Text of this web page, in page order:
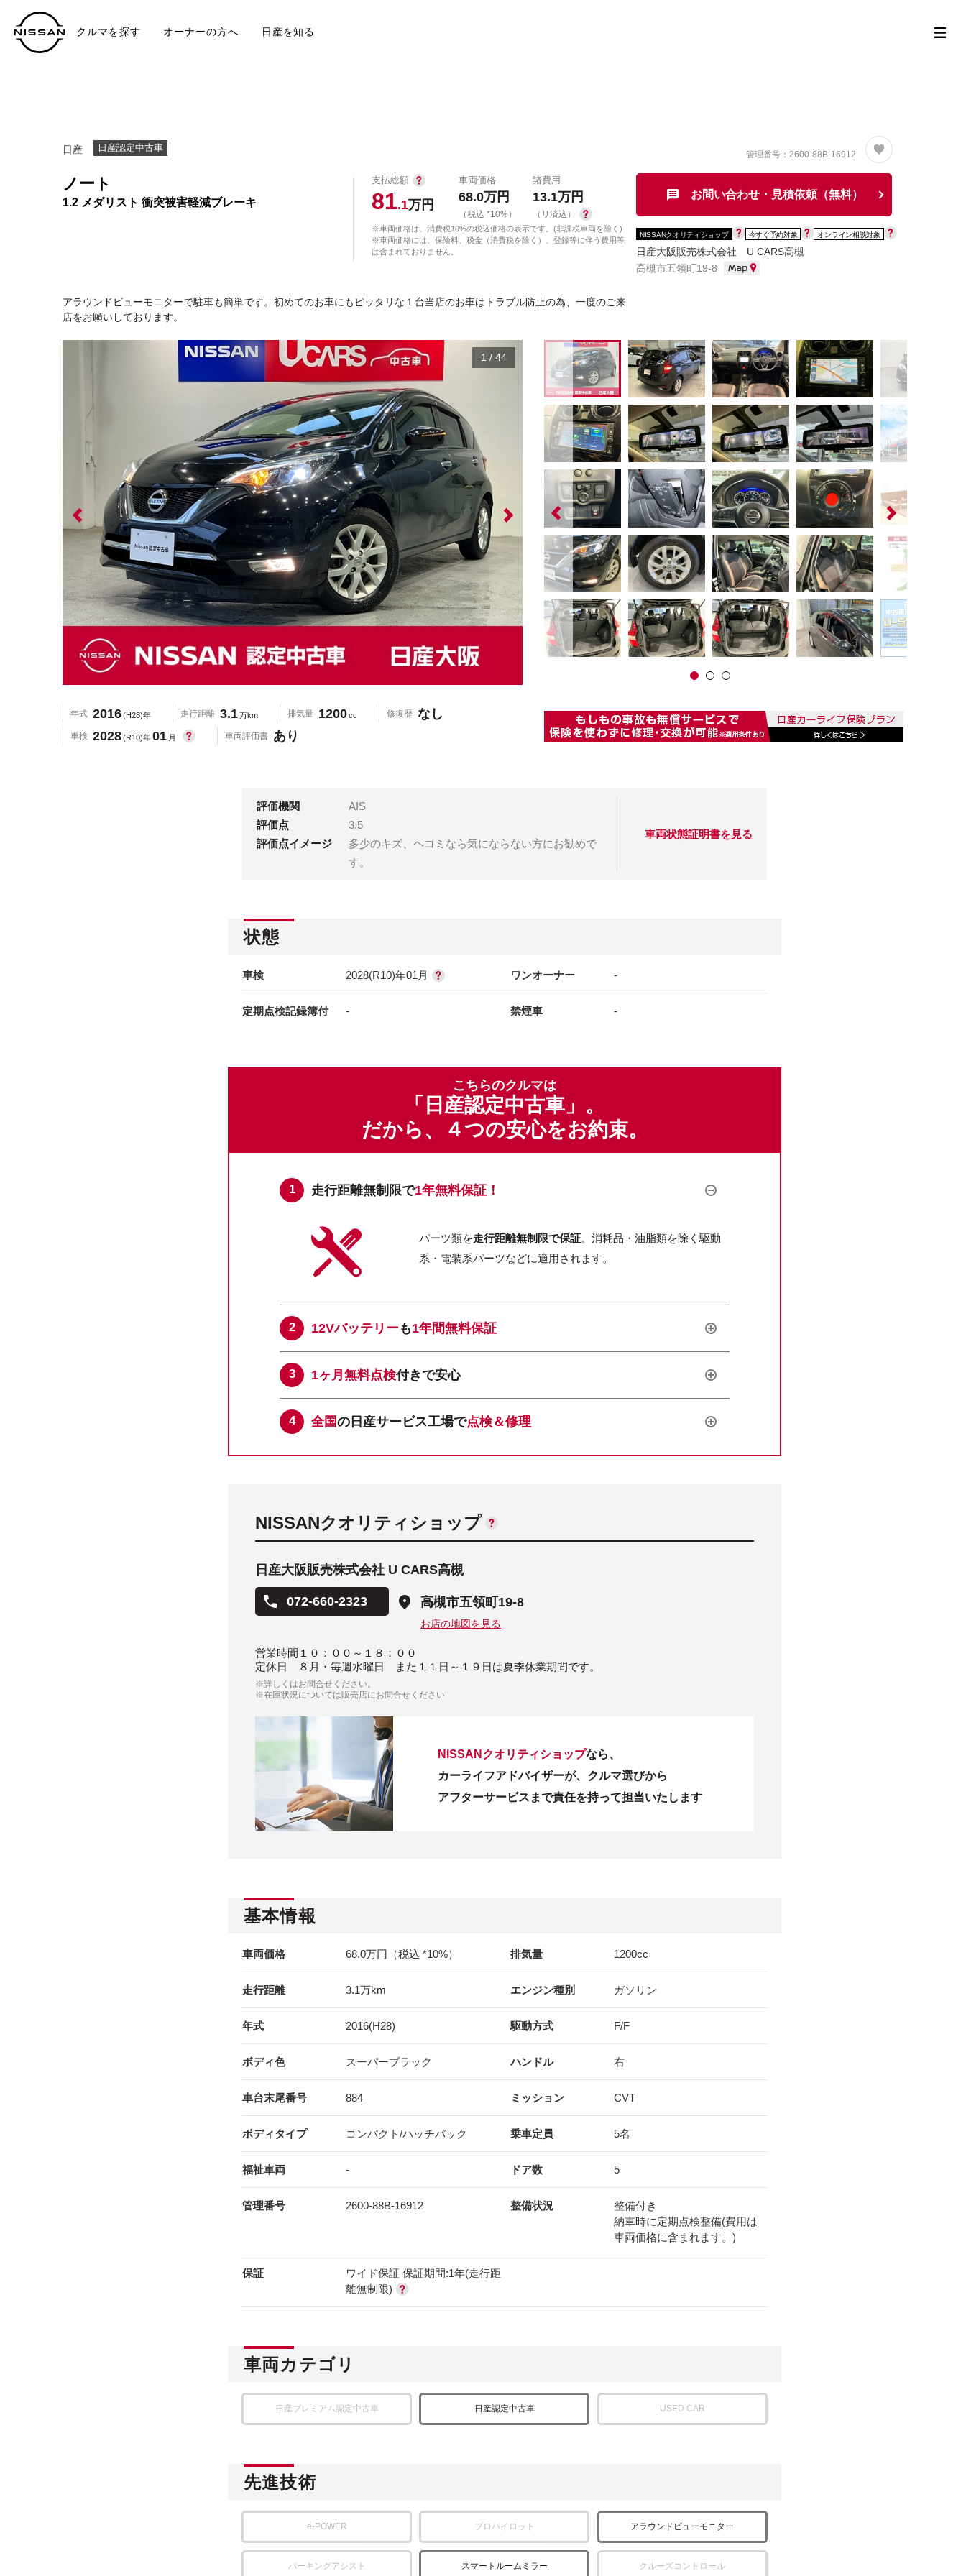
クルマを探す オーナーの方へ 日産を知る
日産 日産認定中古車
ノート
1.2 メダリスト 衝突被害軽減ブレーキ
支払総額
81.1万円
車両価格
68.0万円
（税込 *10%）
諸費用
13.1万円
（リ済込）
※車両価格は、消費税10%の税込価格の表示です。(非課税車両を除く)
※車両価格には、保険料、税金（消費税を除く）、登録等に伴う費用等
は含まれておりません。
アラウンドビューモニターで駐車も簡単です。初めてのお車にもピッタリな１台当店のお車はトラブル防止の為、一度のご来
店をお願いしております。
管理番号：2600-88B-16912
お問い合わせ・見積依頼（無料）
NISSANクオリティショップ 今すぐ予約対象 オンライン相談対象
日産大阪販売株式会社 U CARS高槻
高槻市五領町19-8
1 / 44
年式 2016(H28)年 走行距離 3.1万km 排気量 1200cc 修復歴 なし
車検 2028(R10)年01 月 車両評価書 あり
評価機関
AIS
評価点
3.5
評価点イメージ
多少のキズ、ヘコミなら気にならない方にお勧めで
す。
車両状態証明書を見る
状態
車検 2028(R10)年01月 ワンオーナー -
定期点検記録簿付 - 禁煙車 -
こちらのクルマは
「日産認定中古車」。
だから、４つの安心をお約束。
走行距離無制限で1年無料保証！
パーツ類を走行距離無制限で保証。消耗品・油脂類を除く駆動
系・電装系パーツなどに適用されます。
12Vバッテリーも1年間無料保証
1ヶ月無料点検付きで安心
全国の日産サービス工場で点検＆修理
NISSANクオリティショップ
日産大阪販売株式会社 U CARS高槻
072-660-2323 高槻市五領町19-8
お店の地図を見る
営業時間 １０：００～１８：００
定休日
８月・毎週水曜日 また１１日～１９日は夏季休業期間です。
※詳しくはお問合せください。
※在庫状況については販売店にお問合せください
NISSANクオリティショップなら、
カーライフアドバイザーが、クルマ選びから
アフターサービスまで責任を持って担当いたします
基本情報
車両価格 68.0万円（税込 *10%） 排気量 1200cc
走行距離 3.1万km エンジン種別 ガソリン
年式 2016(H28) 駆動方式 F/F
ボディ色 スーパーブラック ハンドル 右
車台末尾番号 884 ミッション CVT
ボディタイプ コンパクト/ハッチバック 乗車定員 5名
福祉車両 - ドア数 5
管理番号 2600-88B-16912 整備状況
整備付き
納車時に定期点検整備(費用は
車両価格に含まれます。)
保証
ワイド保証 保証期間:1年(走行距
離無制限)
車両カテゴリ
日産プレミアム認定中古車 日産認定中古車 USED CAR
先進技術
e-POWER プロパイロット アラウンドビューモニター
パーキングアシスト スマートルームミラー クルーズコントロール